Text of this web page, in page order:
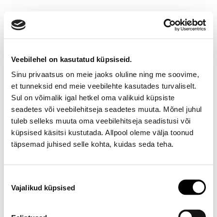
Veebilehel on kasutatud küpsiseid.
Sinu privaatsus on meie jaoks oluline ning me soovime,
et tunneksid end meie veebilehte kasutades turvaliselt.
Sul on võimalik igal hetkel oma valikuid küpsiste
seadetes või veebilehitseja seadetes muuta. Mõnel juhul
tuleb selleks muuta oma veebilehitseja seadistusi või
küpsised käsitsi kustutada. Allpool oleme välja toonud
täpsemad juhised selle kohta, kuidas seda teha.
valik
Vajalikud küpsised
Ootamatu viga!
Proovi varsti uuesti
Telefon E-R 9-17 6673334